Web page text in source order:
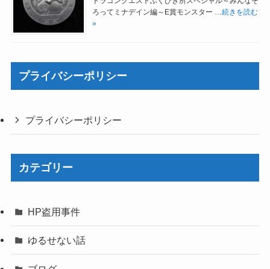
ろってミナデイン編～E賞モンスター … 続きを読む
»
プライバシーポリシー
プライバシーポリシー
カテゴリー
HP盗用事件
ゆるせない話